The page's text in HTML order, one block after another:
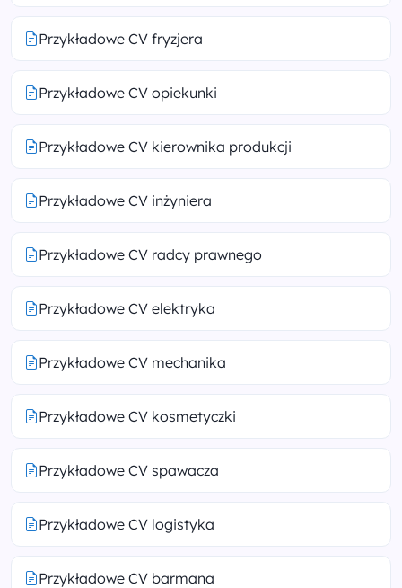
Przykładowe CV fryzjera
Przykładowe CV opiekunki
Przykładowe CV kierownika produkcji
Przykładowe CV inżyniera
Przykładowe CV radcy prawnego
Przykładowe CV elektryka
Przykładowe CV mechanika
Przykładowe CV kosmetyczki
Przykładowe CV spawacza
Przykładowe CV logistyka
Przykładowe CV barmana